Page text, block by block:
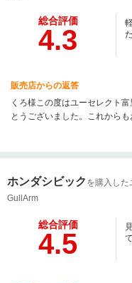
総合評価
4.3
販売店からの返答
くろ様この度はユーセレクト
とうございました。これから
ホンダシビック を購入した
GullArm
総合評価
4.5